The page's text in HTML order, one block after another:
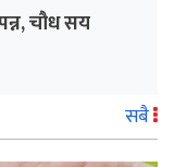
चौध सय
सबै